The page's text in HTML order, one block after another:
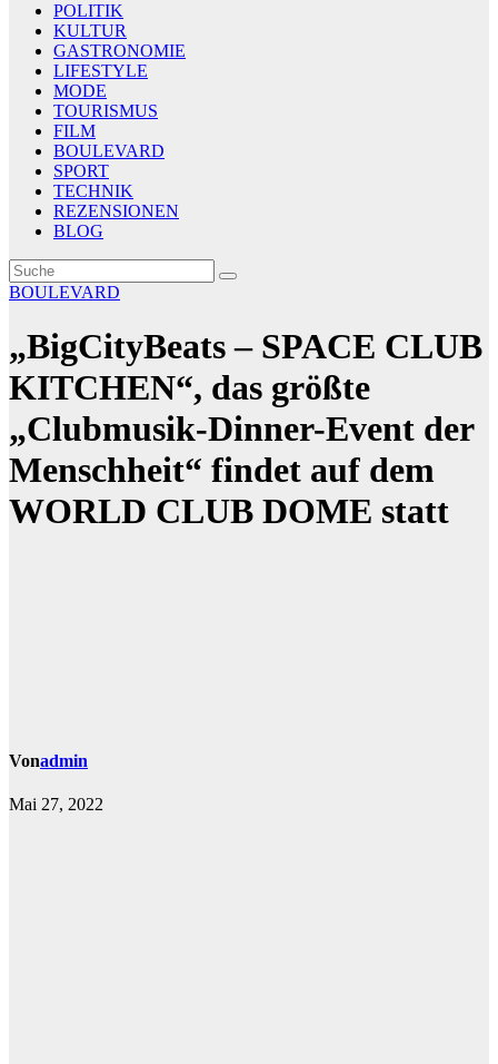
POLITIK
KULTUR
GASTRONOMIE
LIFESTYLE
MODE
TOURISMUS
FILM
BOULEVARD
SPORT
TECHNIK
REZENSIONEN
BLOG
BOULEVARD
„BigCityBeats – SPACE CLUB
KITCHEN“, das größte
„Clubmusik-Dinner-Event der
Menschheit“ findet auf dem
WORLD CLUB DOME statt
Vonadmin
Mai 27, 2022